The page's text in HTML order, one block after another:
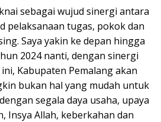
sebagai wujud sinergi antara
pelaksanaan tugas, pokok dan
Saya yakin ke depan hingga
2024 nanti, dengan sinergi
Kabupaten Pemalang akan
bukan hal yang mudah untuk
segala daya usaha, upaya
Insya Allah, keberkahan dan